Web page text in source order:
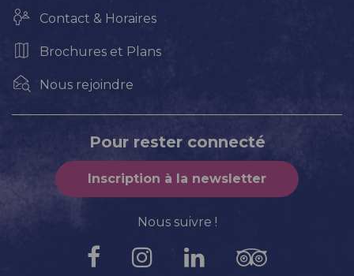
Contact & Horaires
Brochures et Plans
Nous rejoindre
Pour rester connecté
Inscription à la newsletter
Nous suivre !